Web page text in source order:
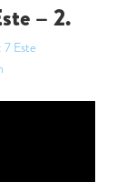
– 2.
7 Este